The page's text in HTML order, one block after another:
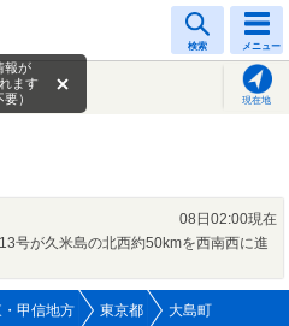
検索 メニュー
現在地
報が
ます
）
08日02:00現在
号が久米島の北西約50kmを西南西に進
・甲信地方 東京都 大島町